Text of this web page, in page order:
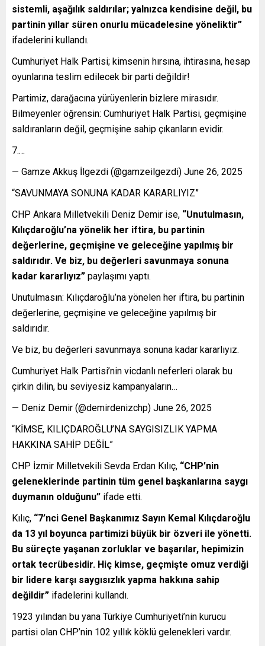
sistemli, aşağılık saldırılar; yalnızca kendisine değil, bu
partinin yıllar süren onurlu mücadelesine yöneliktir”
ifadelerini kullandı.
Cumhuriyet Halk Partisi; kimsenin hırsına, ihtirasına, hesap
oyunlarına teslim edilecek bir parti değildir!
Partimiz, darağacına yürüyenlerin bizlere mirasıdır.
Bilmeyenler öğrensin: Cumhuriyet Halk Partisi, geçmişine
saldıranların değil, geçmişine sahip çıkanların evidir.
7.…
— Gamze Akkuş İlgezdi (@gamzeilgezdi) June 26, 2025
“SAVUNMAYA SONUNA KADAR KARARLIYIZ”
CHP Ankara Milletvekili Deniz Demir ise, “Unutulmasın,
Kılıçdaroğlu’na yönelik her iftira, bu partinin
değerlerine, geçmişine ve geleceğine yapılmış bir
saldırıdır. Ve biz, bu değerleri savunmaya sonuna
kadar kararlıyız” paylaşımı yaptı.
Unutulmasın: Kılıçdaroğlu’na yönelen her iftira, bu partinin
değerlerine, geçmişine ve geleceğine yapılmış bir
saldırıdır.
Ve biz, bu değerleri savunmaya sonuna kadar kararlıyız.
Cumhuriyet Halk Partisi’nin vicdanlı neferleri olarak bu
çirkin dilin, bu seviyesiz kampanyaların…
— Deniz Demir (@demirdenizchp) June 26, 2025
“KİMSE, KILIÇDAROĞLU’NA SAYGISIZLIK YAPMA
HAKKINA SAHİP DEĞİL”
CHP İzmir Milletvekili Sevda Erdan Kılıç, “CHP’nin
geleneklerinde partinin tüm genel başkanlarına saygı
duymanın olduğunu” ifade etti.
Kılıç, “7’nci Genel Başkanımız Sayın Kemal Kılıçdaroğlu
da 13 yıl boyunca partimizi büyük bir özveri ile yönetti.
Bu süreçte yaşanan zorluklar ve başarılar, hepimizin
ortak tecrübesidir. Hiç kimse, geçmişte omuz verdiği
bir lidere karşı saygısızlık yapma hakkına sahip
değildir” ifadelerini kullandı.
1923 yılından bu yana Türkiye Cumhuriyeti’nin kurucu
partisi olan CHP’nin 102 yıllık köklü gelenekleri vardır.